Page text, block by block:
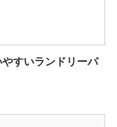
すいランドリーパ